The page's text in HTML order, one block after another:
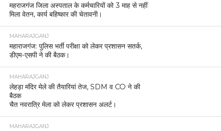
महराजगंज जिला अस्पताल के कर्मचारियों को 3 माह से नहीं
मिला वेतन, कार्य बहिष्कार की चेतावनी।
MAHARAJGANJ
महाराजगंज: पुलिस भर्ती परीक्षा को लेकर प्रशासन सतर्क,
डीएम-एसपी ने की बैठक।
MAHARAJGANJ
लेहड़ा मंदिर मेले की तैयारियां तेज, SDM व CO ने की
बैठक
चैत नवरात्रि मेला को लेकर प्रशासन अलर्ट।
MAHARAJGANJ